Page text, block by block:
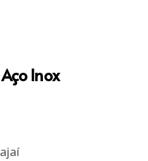
Inox